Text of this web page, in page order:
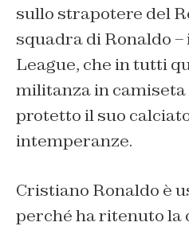
sullo strapotere del
squadra di Ronaldo
League, che in tutti
militanza in camiseta
protetto il suo
intemperanze.
Cristiano Ronaldo è
perché ha ritenuto la